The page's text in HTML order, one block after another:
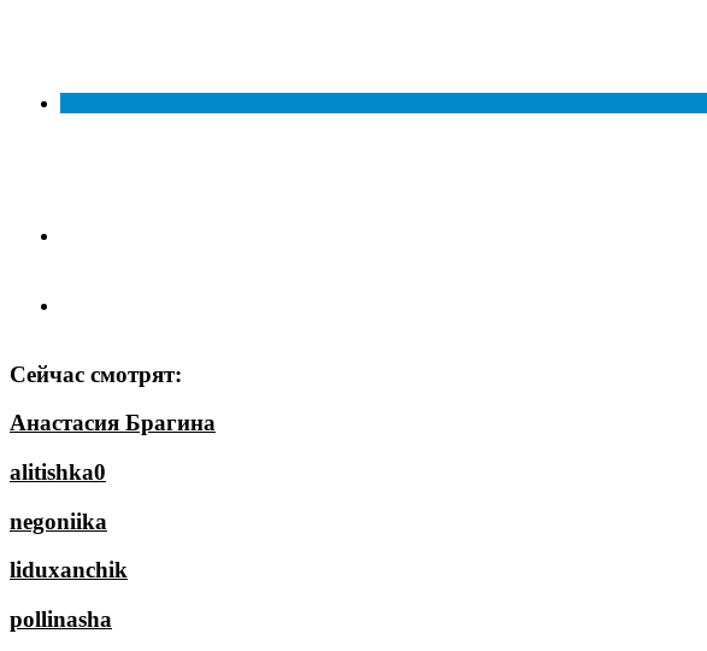
Сейчас смотрят:
Анастасия Брагина
alitishka0
negoniika
liduxanchik
pollinasha